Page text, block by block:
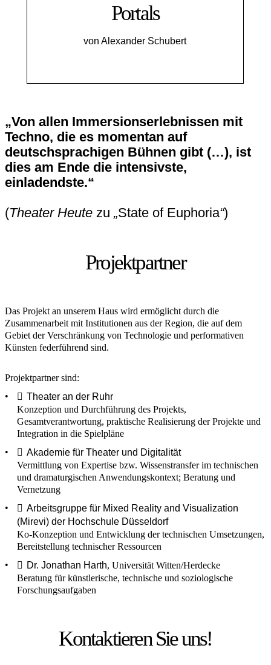
Portals
von Alexander Schubert
„Von allen Immersionserlebnissen mit
Techno, die es momentan auf
deutschsprachigen Bühnen gibt (…), ist
dies am Ende die intensivste,
einladendste.“
(Theater Heute zu „State of Euphoria“)
Projektpartner
Das Projekt an unserem Haus wird ermöglicht durch die
Zusammenarbeit mit Institutionen aus der Region, die auf dem
Gebiet der Verschränkung von Technologie und performativen
Künsten federführend sind.
Projektpartner sind:
Theater an der Ruhr
Konzeption und Durchführung des Projekts,
Gesamtverantwortung, praktische Realisierung der Projekte und
Integration in die Spielpläne
Akademie für Theater und Digitalität
Vermittlung von Expertise bzw. Wissenstransfer im technischen
und dramaturgischen Anwendungskontext; Beratung und
Vernetzung
Arbeitsgruppe für Mixed Reality and Visualization
(Mirevi) der Hochschule Düsseldorf
Ko-Konzeption und Entwicklung der technischen Umsetzungen,
Bereitstellung technischer Ressourcen
Dr. Jonathan Harth, Universität Witten/Herdecke
Beratung für künstlerische, technische und soziologische
Forschungsaufgaben
Kontaktieren Sie uns!